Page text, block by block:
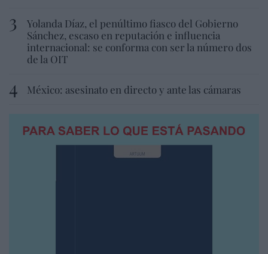
Yolanda Díaz, el penúltimo fiasco del Gobierno
Sánchez, escaso en reputación e influencia
internacional: se conforma con ser la número dos
de la OIT
México: asesinato en directo y ante las cámaras